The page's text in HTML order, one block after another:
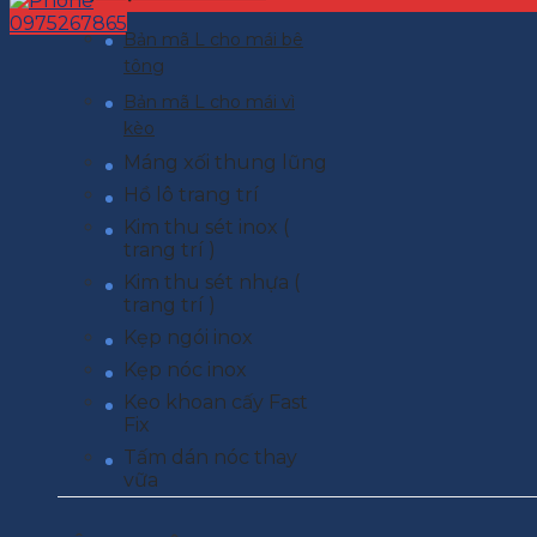
Bản mã L cho mái bê
tông
Bản mã L cho mái vì
kèo
Máng xối thung lũng
Hồ lô trang trí
Kim thu sét inox (
trang trí )
Kim thu sét nhựa (
trang trí )
Kẹp ngói inox
Kẹp nóc inox
Keo khoan cấy Fast
Fix
Tấm dán nóc thay
vữa
0975267865